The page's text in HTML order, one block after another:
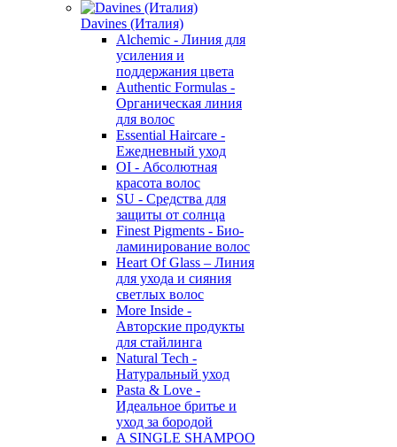
Davines (Италия)
Alchemic - Линия для
усиления и
поддержания цвета
Authentic Formulas -
Органическая линия
для волос
Essential Haircare -
Eжедневный уход
OI - Абсолютная
красота волос
SU - Средства для
защиты от солнца
Finest Pigments - Био-
ламинирование волос
Heart Of Glass – Линия
для ухода и сияния
светлых волос
More Inside -
Авторские продукты
для стайлинга
Natural Tech -
Натуральный уход
Pasta & Love -
Идеальное бритье и
уход за бородой
A SINGLE SHAMPOO